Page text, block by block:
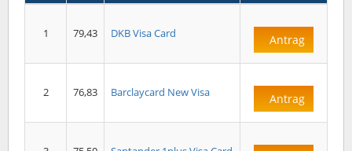
1 79,43 DKB Visa Card Antrag
2 76,83 Barclaycard New Visa Antrag